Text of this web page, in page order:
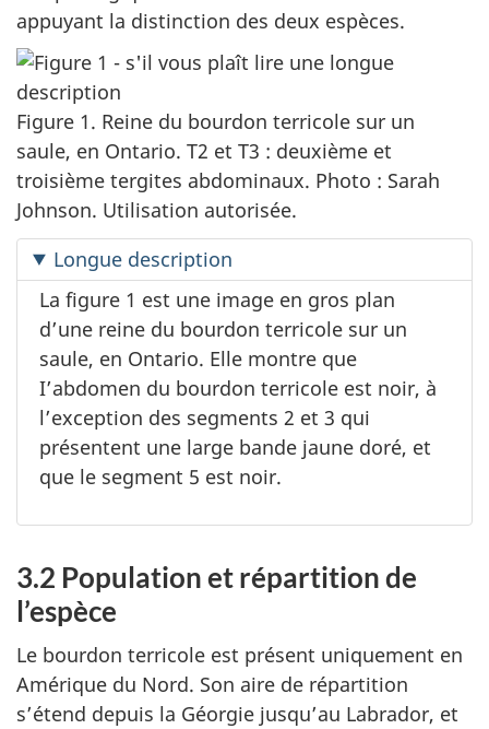
appuyant la distinction des deux espèces.
Figure 1. Reine du bourdon terricole sur un
saule, en Ontario. T2 et T3 : deuxième et
troisième tergites abdominaux. Photo : Sarah
Johnson. Utilisation autorisée.
Longue description
La figure 1 est une image en gros plan
d’une reine du bourdon terricole sur un
saule, en Ontario. Elle montre que
I’abdomen du bourdon terricole est noir, à
l’exception des segments 2 et 3 qui
présentent une large bande jaune doré, et
que le segment 5 est noir.
3.2 Population et répartition de
l’espèce
Le bourdon terricole est présent uniquement en
Amérique du Nord. Son aire de répartition
s’étend depuis la Géorgie jusqu’au Labrador, et